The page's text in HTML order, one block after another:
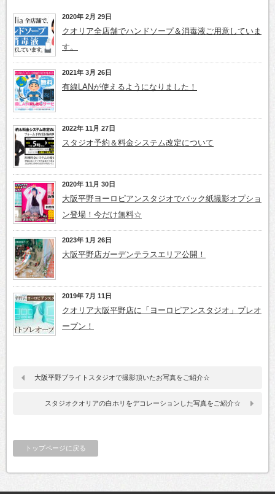
2020年 2月 29日
クオリア全店舗でハンドソープ＆消毒液ご用意していま
す。
2021年 3月 26日
有線LANが使えるようになりました！
2022年 11月 27日
スタジオ予約＆料金システム改定について
2020年 11月 30日
大阪平野ヨーロピアンスタジオでバック紙撮影オプショ
ン登場！今だけ無料☆
2023年 1月 26日
大阪平野店ガーデンテラスエリア公開！
2019年 7月 11日
クオリア大阪平野店に「ヨーロピアンスタジオ」プレオ
ープン！
大阪平野ブライトスタジオで撮影頂いたお写真をご紹介☆
スタジオクオリアの白ホリをデコレーションした写真をご紹介☆
トップページに戻る